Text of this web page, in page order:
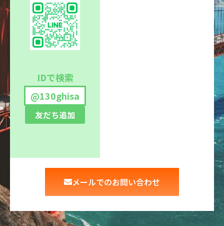
IDで検索
@130ghisa
友だち追加
メールでのお問い合わせ